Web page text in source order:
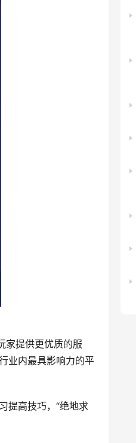
家提供更优质的服
业内最具影响力的平
提高技巧，“绝地求